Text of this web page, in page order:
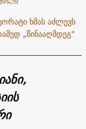
ხმას აძლევს
„წინააღმდეგ“